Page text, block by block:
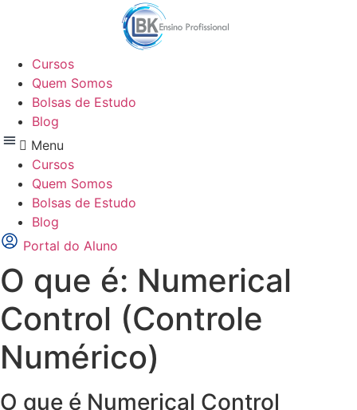
conteúdo
Cursos
Quem Somos
Bolsas de Estudo
Blog
Menu
Cursos
Quem Somos
Bolsas de Estudo
Blog
Portal do Aluno
O que é: Numerical
Control (Controle
Numérico)
O que é Numerical Control